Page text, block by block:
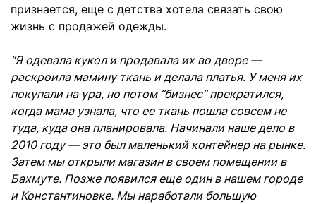
признается, еще с детства хотела связать свою
жизнь с продажей одежды.
“Я одевала кукол и продавала их во дворе —
раскроила мамину ткань и делала платья. У меня их
покупали на ура, но потом “бизнес” прекратился,
когда мама узнала, что ее ткань пошла совсем не
туда, куда она планировала. Начинали наше дело в
2010 году — это был маленький контейнер на рынке.
Затем мы открыли магазин в своем помещении в
Бахмуте. Позже появился еще один в нашем городе
и Константиновке. Мы наработали большую